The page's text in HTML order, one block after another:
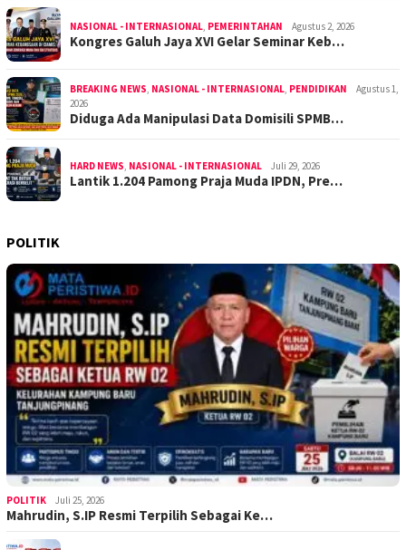
NASIONAL - INTERNASIONAL, PEMERINTAHAN Agustus 2, 2026
Kongres Galuh Jaya XVI Gelar Seminar Keb…
BREAKING NEWS, NASIONAL - INTERNASIONAL, PENDIDIKAN
Agustus 1,
2026
Diduga Ada Manipulasi Data Domisili SPMB…
HARD NEWS, NASIONAL - INTERNASIONAL Juli 29, 2026
Lantik 1.204 Pamong Praja Muda IPDN, Pre…
POLITIK
POLITIK Juli 25, 2026
Mahrudin, S.IP Resmi Terpilih Sebagai Ke…